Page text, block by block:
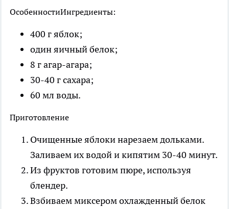
ОсобенностиИнгредиенты:
400 г яблок;
один яичный белок;
8 г агар-агара;
30-40 г сахара;
60 мл воды.
Приготовление
Очищенные яблоки нарезаем дольками.
Заливаем их водой и кипятим 30-40 минут.
Из фруктов готовим пюре, используя
блендер.
Взбиваем миксером охлажденный белок